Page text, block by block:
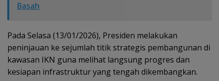
Basah
Pada Selasa (13/01/2026), Presiden melakukan
peninjauan ke sejumlah titik strategis pembangunan di
kawasan IKN guna melihat langsung progres dan
kesiapan infrastruktur yang tengah dikembangkan.